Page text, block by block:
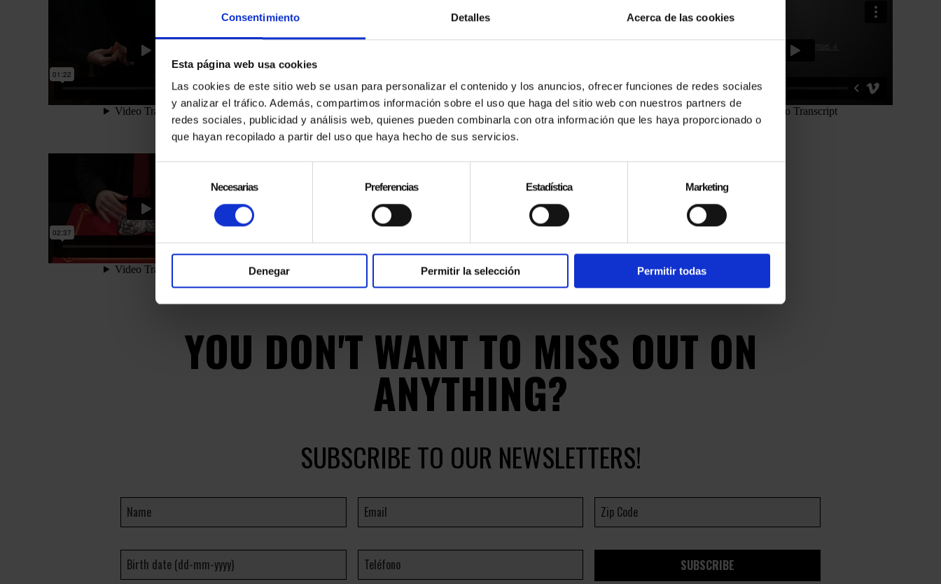
Consentimiento Detalles Acerca de las cookies
Esta página web usa cookies
Las cookies de este sitio web se usan para personalizar el contenido y los anuncios, ofrecer funciones de redes sociales
y analizar el tráfico. Además, compartimos información sobre el uso que haga del sitio web con nuestros partners de
redes sociales, publicidad y análisis web, quienes pueden combinarla con otra información que les haya proporcionado o
que hayan recopilado a partir del uso que haya hecho de sus servicios.
consentimiento
Necesarias Preferencias Estadística Marketing
Denegar Permitir la selección Permitir todas
YOU DON'T WANT TO MISS OUT ON
ANYTHING?
SUBSCRIBE TO OUR NEWSLETTERS!
SUBSCRIBE